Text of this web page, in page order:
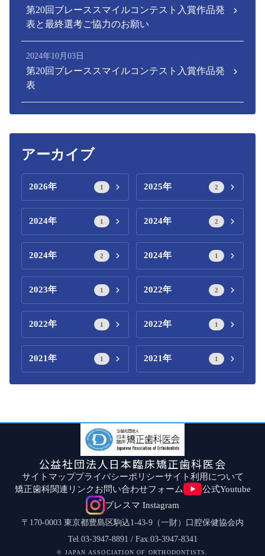
第20回ブレーススマイルコンテスト入賞作品発
表と最終選考ご協力のお願い
2024年10月03日
第20回ブレーススマイルコンテスト入賞作品発
表
アーカイブ
2026年 1 2025年 2
2024年 1 2024年 2
2024年 2 2024年 1
2023年 1 2022年 2
2022年 1 2022年 1
2021年 1 2021年 1
公益社団法人日本臨床矯正歯科医会
サイトマッププライバシーポリシーサイト利用について
矯正歯科関連リンクお問い合わせフォーム
公式Youtube
ブレスマ Instagram
〒170-0003 東京都豊島区駒込1-43-9（一財）口腔保健協会内
Tel.03-3947-8891 / Fax.03-3947-8341
© JAPAN ASSOCIATION OF ORTHODONTISTS.